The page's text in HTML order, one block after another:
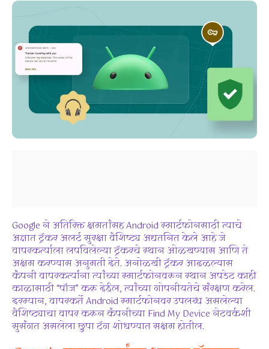
Google ने अतिरिक्त क्षमतांसह Android स्मार्टफोनसाठी त्याचे
अज्ञात ट्रॅकर अलर्ट सुरक्षा वैशिष्ट्य अद्यतनित केले आहे जे
वापरकर्त्याला लपविलेल्या ट्रॅकरचे स्थान ओळखण्यास आणि ते
अक्षम करण्यास अनुमती देते. अनोळखी ट्रॅकर आढळल्यास
कंपनी वापरकर्त्यांना त्यांच्या स्मार्टफोनवरून स्थान अपडेट काही
काळासाठी “पॉज” करू देईल, त्यांच्या गोपनीयतेचे संरक्षण करेल.
दरम्यान, वापरकर्ते Android स्मार्टफोनवर उपलब्ध असलेल्या
वैशिष्ट्याचा वापर करून कंपनीच्या Find My Device नेटवर्कशी
सुसंगत असलेला छुपा टॅग शोधण्यात सक्षम होतील.